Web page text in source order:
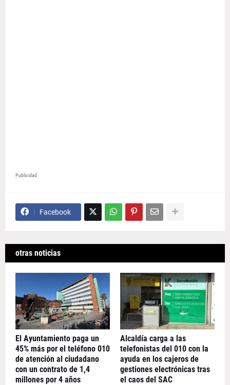
Publicidad
Facebook
otras noticias
El Ayuntamiento paga un
45% más por el teléfono 010
de atención al ciudadano
con un contrato de 1,4
millones por 4 años
Alcaldía carga a las
telefonistas del 010 con la
ayuda en los cajeros de
gestiones electrónicas tras
el caos del SAC